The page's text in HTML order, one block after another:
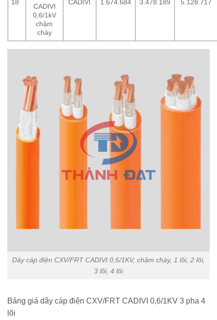
18
CADIVI
0,6/1kV
chậm
cháy
CADIVI 1.674.684 3.478.189 5.128.717
Dây cáp điện CXV/FRT CADIVI 0,6/1KV, chậm cháy, 1 lõi, 2 lõi,
3 lõi, 4 lõi
Bảng giá dây cáp điện CXV/FRT CADIVI 0,6/1KV 3 pha 4
lõi